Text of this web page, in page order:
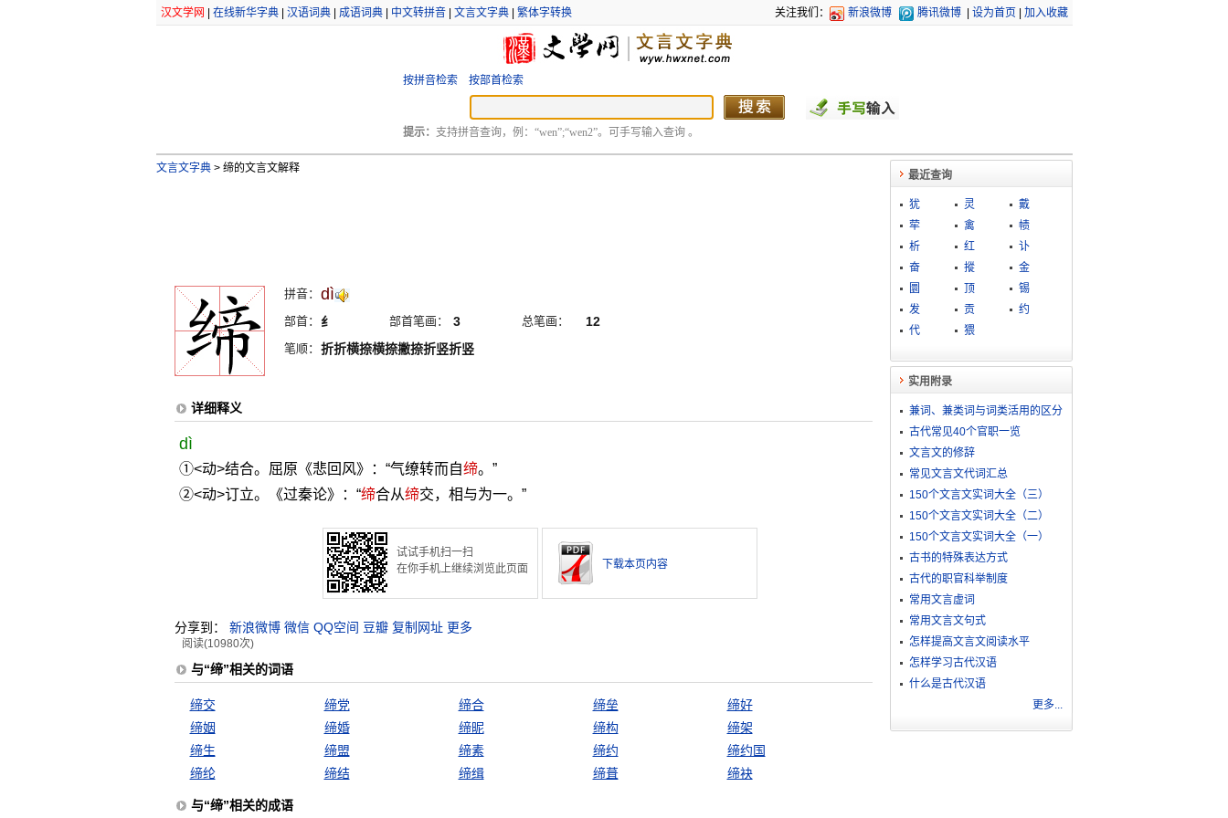
汉文学网 在线新华字典| 汉语词典| 成语词典| 中文转拼音| 文言文字典| 繁体字转换 关注我们： 新浪微博 腾讯微博 设为首页 加入收藏
按拼音检索 按部首检索
提示： 支持拼音查询，例：“wen”;“wen2”。可手写输入查询 。
文言文字典 >缔的文言文解释
拼音： dì
部首： 纟 部首笔画： 3 总笔画： 12
笔顺： 折折横捺横捺撇捺折竖折竖
详细释义
dì
①<动>结合。屈原《悲回风》：“气缭转而自缔。”
②<动>订立。《过秦论》：“缔合从缔交，相与为一。”
试试手机扫一扫
在你手机上继续浏览此页面
下载本页内容
分享到： 新浪微博 微信 QQ空间 豆瓣 复制网址 更多
阅读(10980次)
与“缔”相关的词语
缔交 缔党 缔合 缔垒
缔好
缔姻
缔婚 缔昵 缔构
缔架
缔生
缔盟 缔素 缔约
缔约国
缔纶
缔结 缔缉 缔葺 缔袂
与“缔”相关的成语
最近查询
犹 灵
戴
荦
禽
帻
析
红
讣
奋
摐
金
圜
顶
锡
发
贡
约
代
猥
实用附录
兼词、兼类词与词类活用的区分
古代常见40个官职一览
文言文的修辞
常见文言文代词汇总
150个文言文实词大全（三）
150个文言文实词大全（二）
150个文言文实词大全（一）
古书的特殊表达方式
古代的职官科举制度
常用文言虚词
常用文言文句式
怎样提高文言文阅读水平
怎样学习古代汉语
什么是古代汉语
更多...